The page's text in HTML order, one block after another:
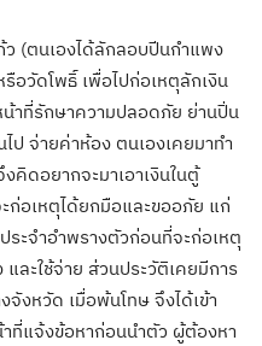
ว (ตนเองได้ลักลอบปีนกำแพง
อวัดโพธิ์ เพื่อไปก่อเหตุลักเงิน
น้าที่รักษาความปลอดภัย ย่านปิ่น
ไป จ่ายค่าห้อง ตนเองเคยมาทํา
คิดอยากจะมาเอาเงินในตู้
ก่อเหตุได้ยกมือและขออภัย แก่
ะจําอำพรางตัวก่อนที่จะก่อเหตุ
และใช้จ่าย ส่วนประวัติเคยมีการ
งหวัด เมื่อพ้นโทษ จึงได้เข้า
าที่แจ้งข้อหาก่อนนำตัว ผู้ต้องหา